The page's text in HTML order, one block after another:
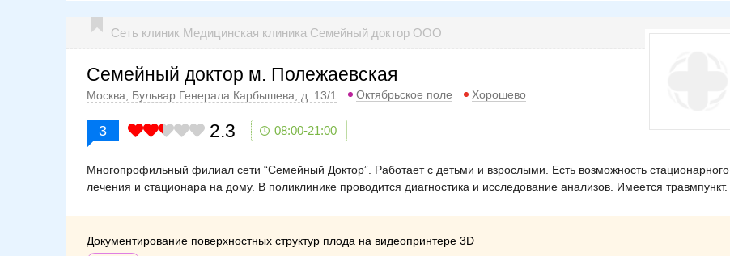
Сеть клиник Медицинская клиника Семейный доктор ООО
Семейный доктор м. Полежаевская
Москва, Бульвар Генерала Карбышева, д. 13/1 Октябрьское поле Хорошево
3 2.3 08:00-21:00
Многопрофильный филиал сети “Семейный Доктор”. Работает с детьми и взрослыми. Есть возможность стационарного
лечения и стационара на дому. В поликлинике проводится диагностика и исследование анализов. Имеется травмпункт.
Документирование поверхностных структур плода на видеопринтере 3D